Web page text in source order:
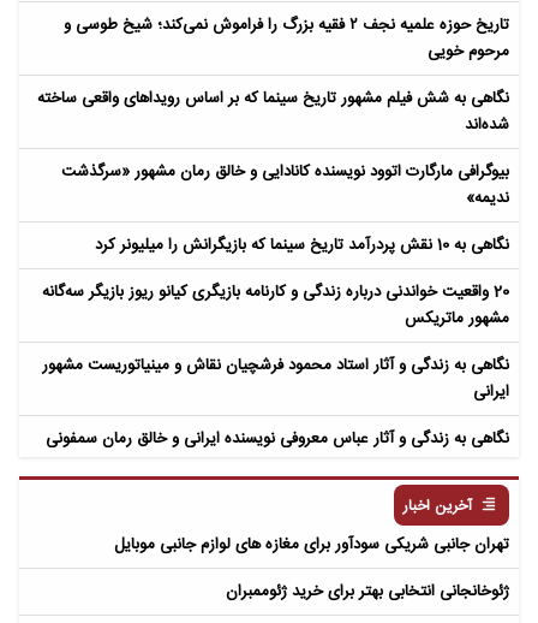
تاریخ حوزه علمیه نجف ۲ فقیه بزرگ را فراموش نمی‌کند؛ شیخ طوسی و
مرحوم خویی
نگاهی به شش فیلم مشهور تاریخ سینما که بر اساس رویداهای واقعی ساخته
شده‌اند
بیوگرافی مارگارت اتوود نویسنده کانادایی و خالق رمان مشهور «سرگذشت
ندیمه»
نگاهی به 10 نقش پردرآمد تاریخ سینما که بازیگرانش را میلیونر کرد
20 واقعیت خواندنی درباره زندگی و کارنامه بازیگری کیانو ریوز بازیگر سه‌گانه
مشهور ماتریکس
نگاهی به زندگی و آثار استاد محمود فرشچیان نقاش و مینیاتوریست مشهور
ایرانی
نگاهی به زندگی و آثار عباس معروفی نویسنده ایرانی و خالق رمان سمفونی
آخرین اخبار
تهران جانبی شریکی سودآور برای مغازه های لوازم جانبی موبایل
ژئوخانجانی انتخابی بهتر برای خرید ژئوممبران